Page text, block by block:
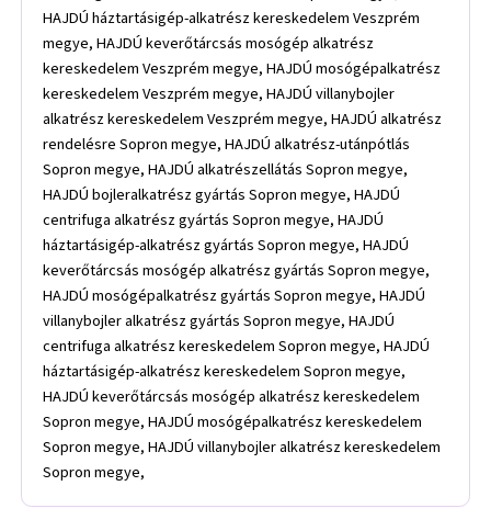
HAJDÚ háztartásigép-alkatrész kereskedelem Veszprém
megye, HAJDÚ keverőtárcsás mosógép alkatrész
kereskedelem Veszprém megye, HAJDÚ mosógépalkatrész
kereskedelem Veszprém megye, HAJDÚ villanybojler
alkatrész kereskedelem Veszprém megye, HAJDÚ alkatrész
rendelésre Sopron megye, HAJDÚ alkatrész-utánpótlás
Sopron megye, HAJDÚ alkatrészellátás Sopron megye,
HAJDÚ bojleralkatrész gyártás Sopron megye, HAJDÚ
centrifuga alkatrész gyártás Sopron megye, HAJDÚ
háztartásigép-alkatrész gyártás Sopron megye, HAJDÚ
keverőtárcsás mosógép alkatrész gyártás Sopron megye,
HAJDÚ mosógépalkatrész gyártás Sopron megye, HAJDÚ
villanybojler alkatrész gyártás Sopron megye, HAJDÚ
centrifuga alkatrész kereskedelem Sopron megye, HAJDÚ
háztartásigép-alkatrész kereskedelem Sopron megye,
HAJDÚ keverőtárcsás mosógép alkatrész kereskedelem
Sopron megye, HAJDÚ mosógépalkatrész kereskedelem
Sopron megye, HAJDÚ villanybojler alkatrész kereskedelem
Sopron megye,